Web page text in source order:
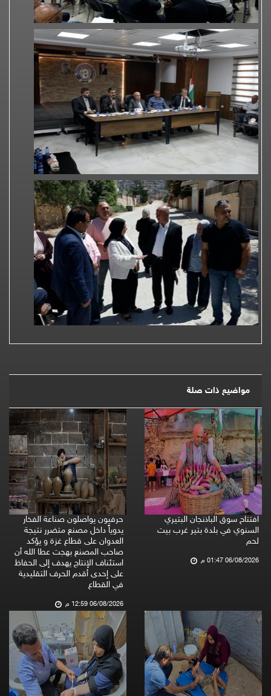
مواضيع ذات صلة
افتتاح سوق الباذنجان البتيري
السنوي في بلدة بتير غرب بيت
لحم
06/08/2026 01:47 م
حرفيون يواصلون صناعة الفخار
يدوياً داخل مصنع متضرر نتيجة
العدوان على قطاع غزة و يؤكد
صاحب المصنع بهجت عطا الله أن
استئناف الإنتاج يهدف إلى الحفاظ
على إحدى أقدم الحرف التقليدية
في القطاع
06/08/2026 12:59 م